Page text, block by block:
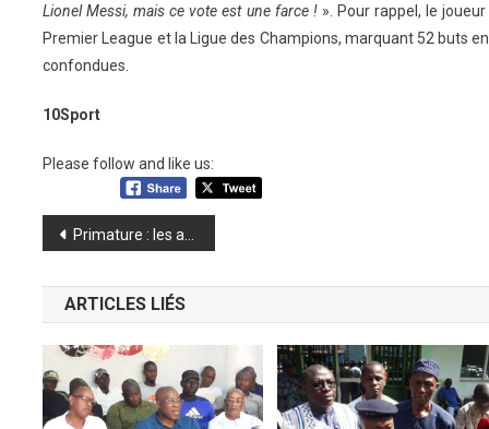
Lionel Messi, mais ce vote est une farce !». Pour rappel, le
Premier League et la Ligue des Champions, marquant 52 buts
confondues.
10Sport
Please follow and like us:
Navigation
de
l’article
Primature : les actes administratifs établis par les ministères en examen (communiqué)
ARTICLES LIÉS